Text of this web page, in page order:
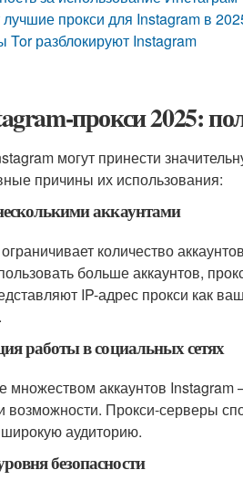
лучшие прокси для Instagram в
Tor разблокируют Instagram
прокси 2025:
могут принести
причины их использования:
аккаунтами
количество
больше аккаунтов,
IP-адрес прокси как
работы в социальных сетях
множеством аккаунтов
возможности. Прокси-серверы
аудиторию.
безопасности